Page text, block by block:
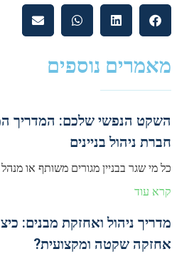
מאמרים נוספים
השקט הנפשי שלכם: המדריך
חברת ניהול בניינים
כל מי שגר בבניין מגורים משותף או
קרא עוד
מדריך ניהול ואחזקת מבנים:
אחזקה שקטה ומקצועית?